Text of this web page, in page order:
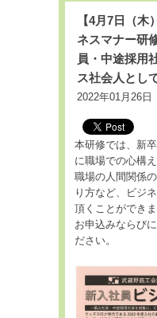
【4月7日（木
ネスマナー研
員・中途採用
ス社会人とし
2022年01月26日
本研修では、新
に職場での心構
職場の人間関係
り方など、ビジ
頂くことができま
お申込みならび
ださい。